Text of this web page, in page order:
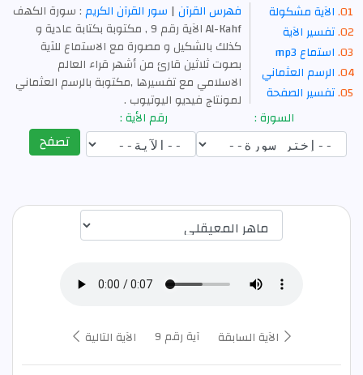
الآية مشكولة
تفسير الآية
استماع mp3
الرسم العثماني
تفسير الصفحة
فهرس القرآن | سور القرآن الكريم: سورة الكهف
Al-Kahf الآية رقم 9 , مكتوبة بكتابة عادية و
كذلك بالشكيل و مصورة مع الاستماع للآية
بصوت ثلاثين قارئ من أشهر قراء العالم
الاسلامي مع تفسيرها ,مكتوبة بالرسم العثماني
لمونتاج فيديو اليوتيوب .
السورة :
رقم الأية :
تصفح
الآية السابقة آية رقم 9 الآية التالية